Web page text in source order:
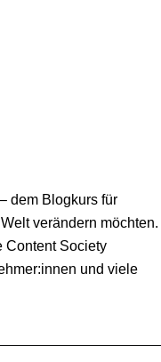
dem Blogkurs für
verändern möchten.
Content Society
und viele